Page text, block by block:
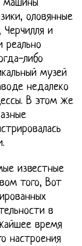
машины
оловянные
и
реально
либо
музей
недалеко
В этом же
известные
того, Вот
в
время
настроения